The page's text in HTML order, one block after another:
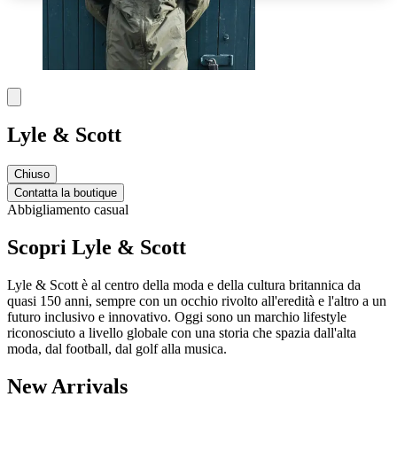
Lyle & Scott
Chiuso
Contatta la boutique
Abbigliamento casual
Scopri Lyle & Scott
Lyle & Scott è al centro della moda e della cultura britannica da
quasi 150 anni, sempre con un occhio rivolto all'eredità e l'altro a un
futuro inclusivo e innovativo. Oggi sono un marchio lifestyle
riconosciuto a livello globale con una storia che spazia dall'alta
moda, dal football, dal golf alla musica.
New Arrivals